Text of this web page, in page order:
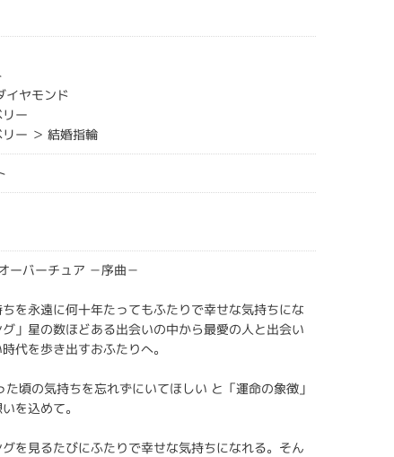
イヤモンド
ー
ー ＞ 結婚指輪
ーバーチュア －序曲－
を永遠に何十年たってもふたりで幸せな気持ちにな
」星の数ほどある出会いの中から最愛の人と出会い
代を歩き出すおふたりへ。
た頃の気持ちを忘れずにいてほしい と「運命の象徴」
を込めて。
を見るたびにふたりで幸せな気持ちになれる。そん